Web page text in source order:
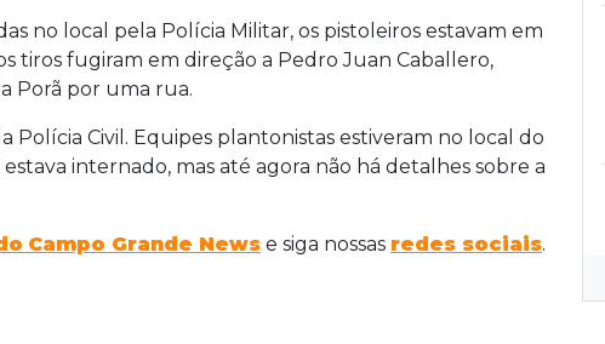
no local pela Polícia Militar, os pistoleiros estavam em
tiros fugiram em direção a Pedro Juan Caballero,
Porã por uma rua.
Polícia Civil. Equipes plantonistas estiveram no local do
internado, mas até agora não há detalhes sobre a
Campo Grande News e siga nossas redes sociais.